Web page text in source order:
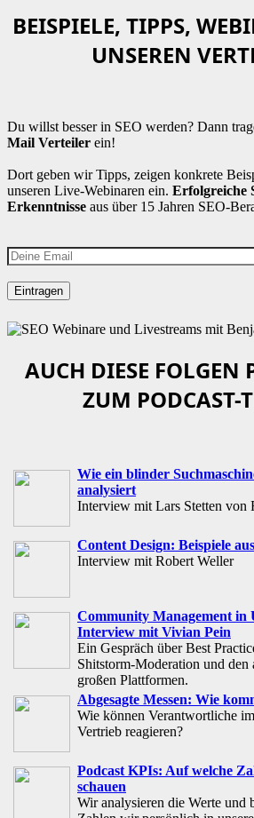
BEISPIELE, TIPPS,
UNSEREN
Du willst besser in SEO werden? Dann
Mail Verteiler ein!
Dort geben wir Tipps, zeigen konkrete
unseren Live-Webinaren ein. Erfolgreiche
Erkenntnisse aus über 15 Jahren SEO-
AUCH DIESE FOLGEN
ZUM PODCAST-
Wie ein blinder
analysiert
Interview mit Lars Stetten von
Content Design: Beispiele
Interview mit Robert Weller
Community Management in
Interview mit Vivian Pein
Ein Gespräch über Best
Shitstorm-Moderation und den
großen Plattformen.
Abgesagte Messen: Wie
Wie können Verantwortliche
Vertrieb reagieren?
Podcast KPIs: Auf welche
schauen
Wir analysieren die Werte und